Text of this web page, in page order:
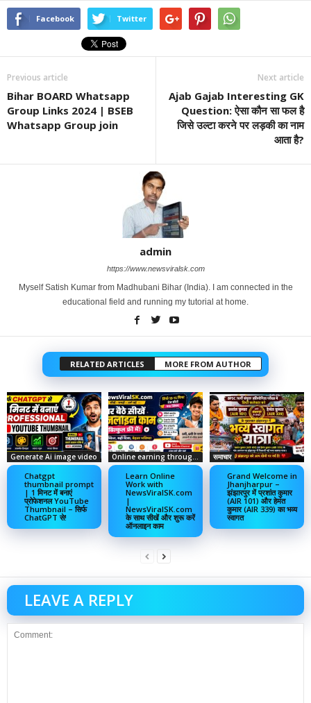
Facebook Twitter
Previous article
Bihar BOARD Whatsapp
Group Links 2024 | BSEB
Whatsapp Group join
Next article
Ajab Gajab Interesting GK
Question: ऐसा कौन सा फल है
जिसे उल्टा करने पर लड़की का नाम
आता है?
admin
https://www.newsviralsk.com
Myself Satish Kumar from Madhubani Bihar (India). I am connected in the
educational field and running my tutorial at home.
RELATED ARTICLES MORE FROM AUTHOR
Generate Ai image video
Chatgpt
thumbnail prompt
| 1 मिनट में बनाएं
प्रोफेशनल YouTube
Thumbnail – सिर्फ
ChatGPT से!
Online earning through social media
Learn Online
Work with
NewsViralSK.com
|
NewsViralSK.com
के साथ सीखें और शुरू करें
ऑनलाइन काम
समाचार
Grand Welcome in
Jhanjharpur –
झंझारपुर में प्रशांत कुमार
(AIR 101) और हेमंत
कुमार (AIR 339) का भव्य
स्वागत
LEAVE A REPLY